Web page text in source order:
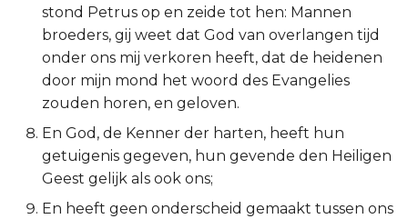
Psalmen
Spreuken
Prediker
Hooglied
stond Petrus op en zeide tot hen: Mannen
broeders, gij weet dat God van overlangen tijd
onder ons mij verkoren heeft, dat de heidenen
door mijn mond het woord des Evangelies
zouden horen, en geloven.
En God, de Kenner der harten, heeft hun
getuigenis gegeven, hun gevende den Heiligen
Geest gelijk als ook ons;
En heeft geen onderscheid gemaakt tussen ons